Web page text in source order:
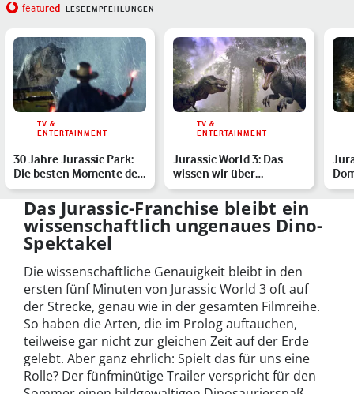
featured LESEEMPFEHLUNGEN
TV &
ENTERTAINMENT
30 Jahre Jurassic Park:
Die besten Momente des
Dino-Franchises
TV &
ENTERTAINMENT
Jurassic World 3: Das
wissen wir über
Kinostart, Story, neue
Dino…
Das Jurassic-Franchise bleibt ein
wissenschaftlich ungenaues Dino-
Spektakel
Die wissenschaftliche Genauigkeit bleibt in den
ersten fünf Minuten von Jurassic World 3 oft auf
der Strecke, genau wie in der gesamten Filmreihe.
So haben die Arten, die im Prolog auftauchen,
teilweise gar nicht zur gleichen Zeit auf der Erde
gelebt. Aber ganz ehrlich: Spielt das für uns eine
Rolle? Der fünfminütige Trailer verspricht für den